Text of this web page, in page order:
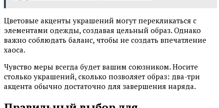
Цветовые акценты украшений могут перекликаться с
элементами одежды, создавая цельный образ. Однако
важно соблюдать баланс, чтобы не создать впечатление
хаоса.
Чувство меры всегда будет вашим союзником. Носите
столько украшений, сколько позволяет образ: два-три
акцента обычно достаточно для завершения наряда.